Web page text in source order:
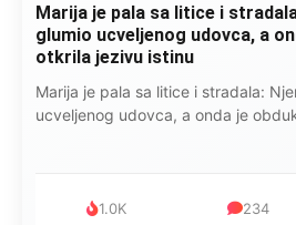
Kad se Marin suprug razbolio
pelene mu mijenjala: Jedno
čokoladu..
Kad se Marin suprug razbolio ona
mijenjala: Jedno jutro je poslao po
999 321